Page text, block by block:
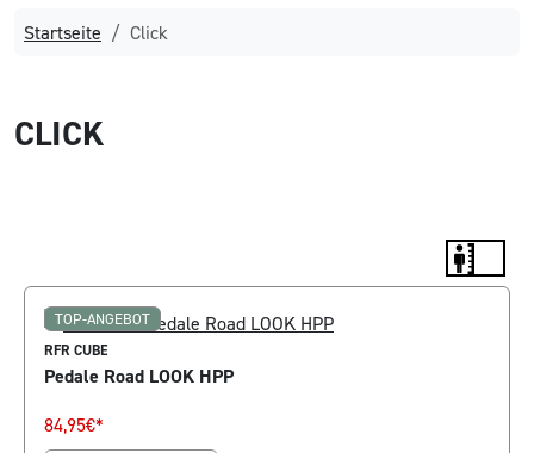
Startseite Click
CLICK
TOP-ANGEBOT
RFR CUBE
Pedale Road LOOK HPP
84,95€*